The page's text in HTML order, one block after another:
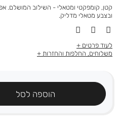
מוצר
קטן, קומפקטי ומטאלי - השילוב המושלם.
ובצבע מטאלי מדליק.
לעוד פרטים
משלוחים, החלפות והחזרות
הוספה לסל